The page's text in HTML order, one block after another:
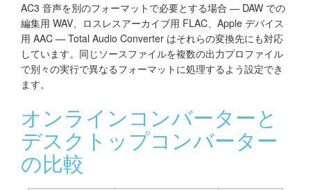
AC3 音声を別のフォーマットで必要とする場合 — DAW での
編集用 WAV、ロスレスアーカイブ用 FLAC、Apple デバイス
用 AAC — Total Audio Converter はそれらの変換先にも対応
しています。同じソースファイルを複数の出力プロファイル
で別々の実行で異なるフォーマットに処理するよう設定でき
ます。
オンラインコンバーターと
デスクトップコンバーター
の比較